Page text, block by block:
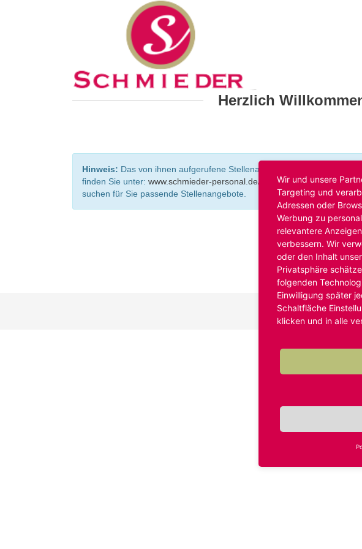
Herzlich
Hinweis: Das von ihnen aufgerufene Stellenangebot ist bereits
finden Sie unter: www.schmieder-personal.de/stellenangebote. Oder
suchen für Sie passende Stellenangebote.
Wir und unsere
Targeting und
Adressen oder
Werbung zu
relevantere
verbessern. Wir
oder den Inhalt
Privatsphäre
folgenden
Einwilligung später
Schaltfläche
klicken und in alle